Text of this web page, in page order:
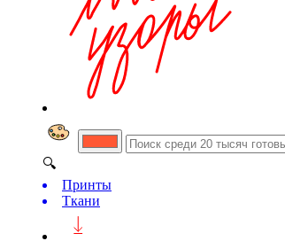
🔍
Принты
Ткани